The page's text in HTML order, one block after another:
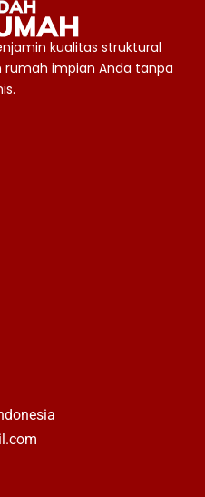
kualitas struktural
rumah impian Anda tanpa